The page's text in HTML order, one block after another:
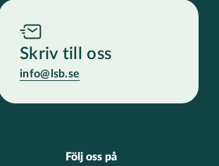
Skriv till oss
info@lsb.se
Följ oss på